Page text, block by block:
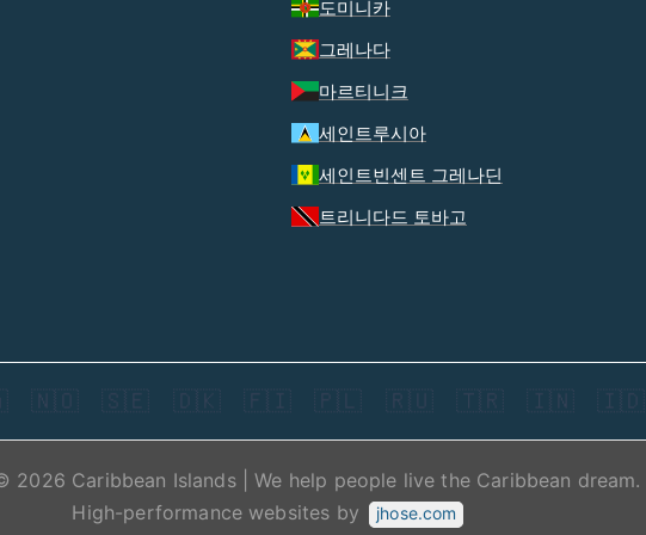
도미니카
그레나다
마르티니크
세인트루시아
세인트빈센트 그레나딘
트리니다드 토바고
🇳🇴 🇸🇪 🇩🇰 🇫🇮 🇵🇱 🇷🇺 🇹🇷 🇮🇳 🇮🇩
2026 Caribbean Islands | We help people live the Caribbean dream.
High-performance websites by
jhose.com